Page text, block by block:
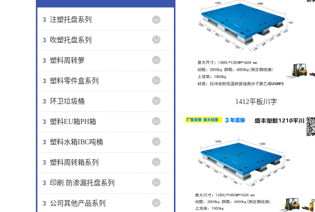
注塑托盘系列
吹塑托盘系列
塑料周转箩
塑料零件盒系列
环卫垃圾桶
塑料EU箱PH箱
塑料水箱IBC吨桶
塑料周转箱系列
印刷.防渗漏托盘系列
公司其他产品系列
1412平板川字